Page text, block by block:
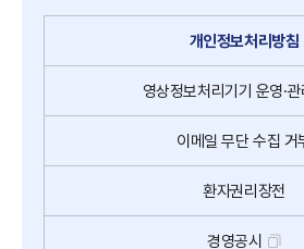
개인정보처리방침
영상정보처리기기 운영·
이메일 무단수집 거
환자권리장전
경영공시